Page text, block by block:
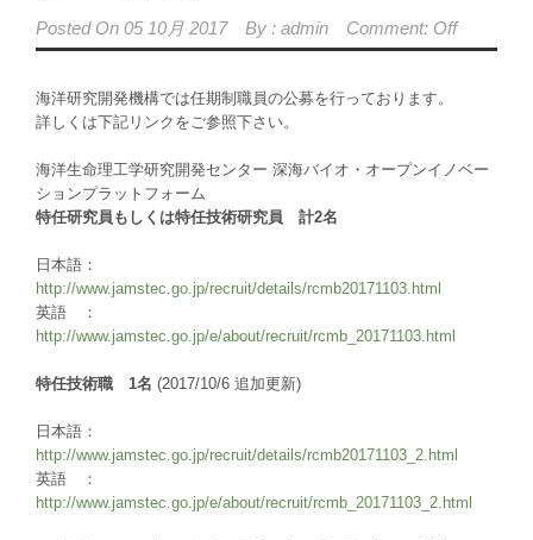
Posted On 05 10月 2017 By : admin Comment: Off
海洋研究開発機構では任期制職員の公募を行っております。
詳しくは下記リンクをご参照下さい。
海洋生命理工学研究開発センター 深海バイオ・オープンイノベー
ションプラットフォーム
特任研究員もしくは特任技術研究員 計2名
日本語：
http://www.jamstec.go.jp/recruit/details/rcmb20171103.html
英語 ：
http://www.jamstec.go.jp/e/about/recruit/rcmb_20171103.html
特任技術職 1名 (2017/10/6 追加更新)
日本語：
http://www.jamstec.go.jp/recruit/details/rcmb20171103_2.html
英語 ：
http://www.jamstec.go.jp/e/about/recruit/rcmb_20171103_2.html